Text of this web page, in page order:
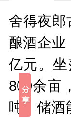
舍得夜郎
酿酒企业
亿元。
800余亩
吨，储酒